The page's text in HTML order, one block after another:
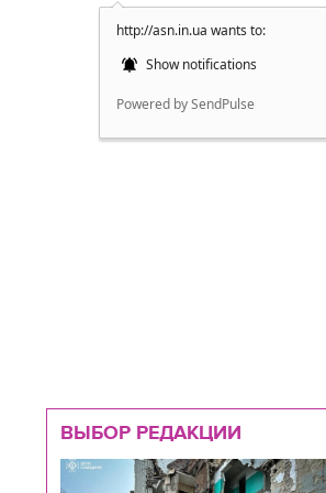
http://asn.in.ua wants to:
Show notifications
Powered by SendPulse
ВЫБОР РЕДАКЦИИ